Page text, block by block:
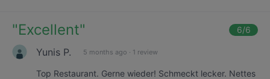
"Excellent" 6/6
Yunis P. 5 months ago · 1 review
Top Restaurant. Gerne wieder! Schmeckt lecker. Nettes